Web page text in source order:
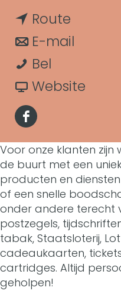
a
c
t
m
e
r
a
M
o
l
Route
a
r
i
m
e
r
a
M
E-mail
a
r
i
m
e
r
a
Bel
r
e
r
a
M
o
l
e
Website
P
r
i
m
e
r
F
a
c
e
b
o
o
k
Voor onze klanten zijn
de buurt met een
producten en
of een snelle
onder andere terecht
postzegels,
tabak, Staatsloterij,
cadeaukaarten,
cartridges. Altijd
geholpen!